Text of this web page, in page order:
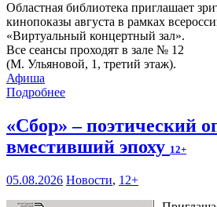
Областная библиотека приглашает
кинопоказы августа в рамках
«Виртуальный концертный зал».
Все сеансы проходят в зале № 12
(М. Ульяновой, 1, третий этаж).
Афиша
Подробнее
«Сбор» – поэтический
вместивший эпоху 12+
05.08.2026 Новости, 12+